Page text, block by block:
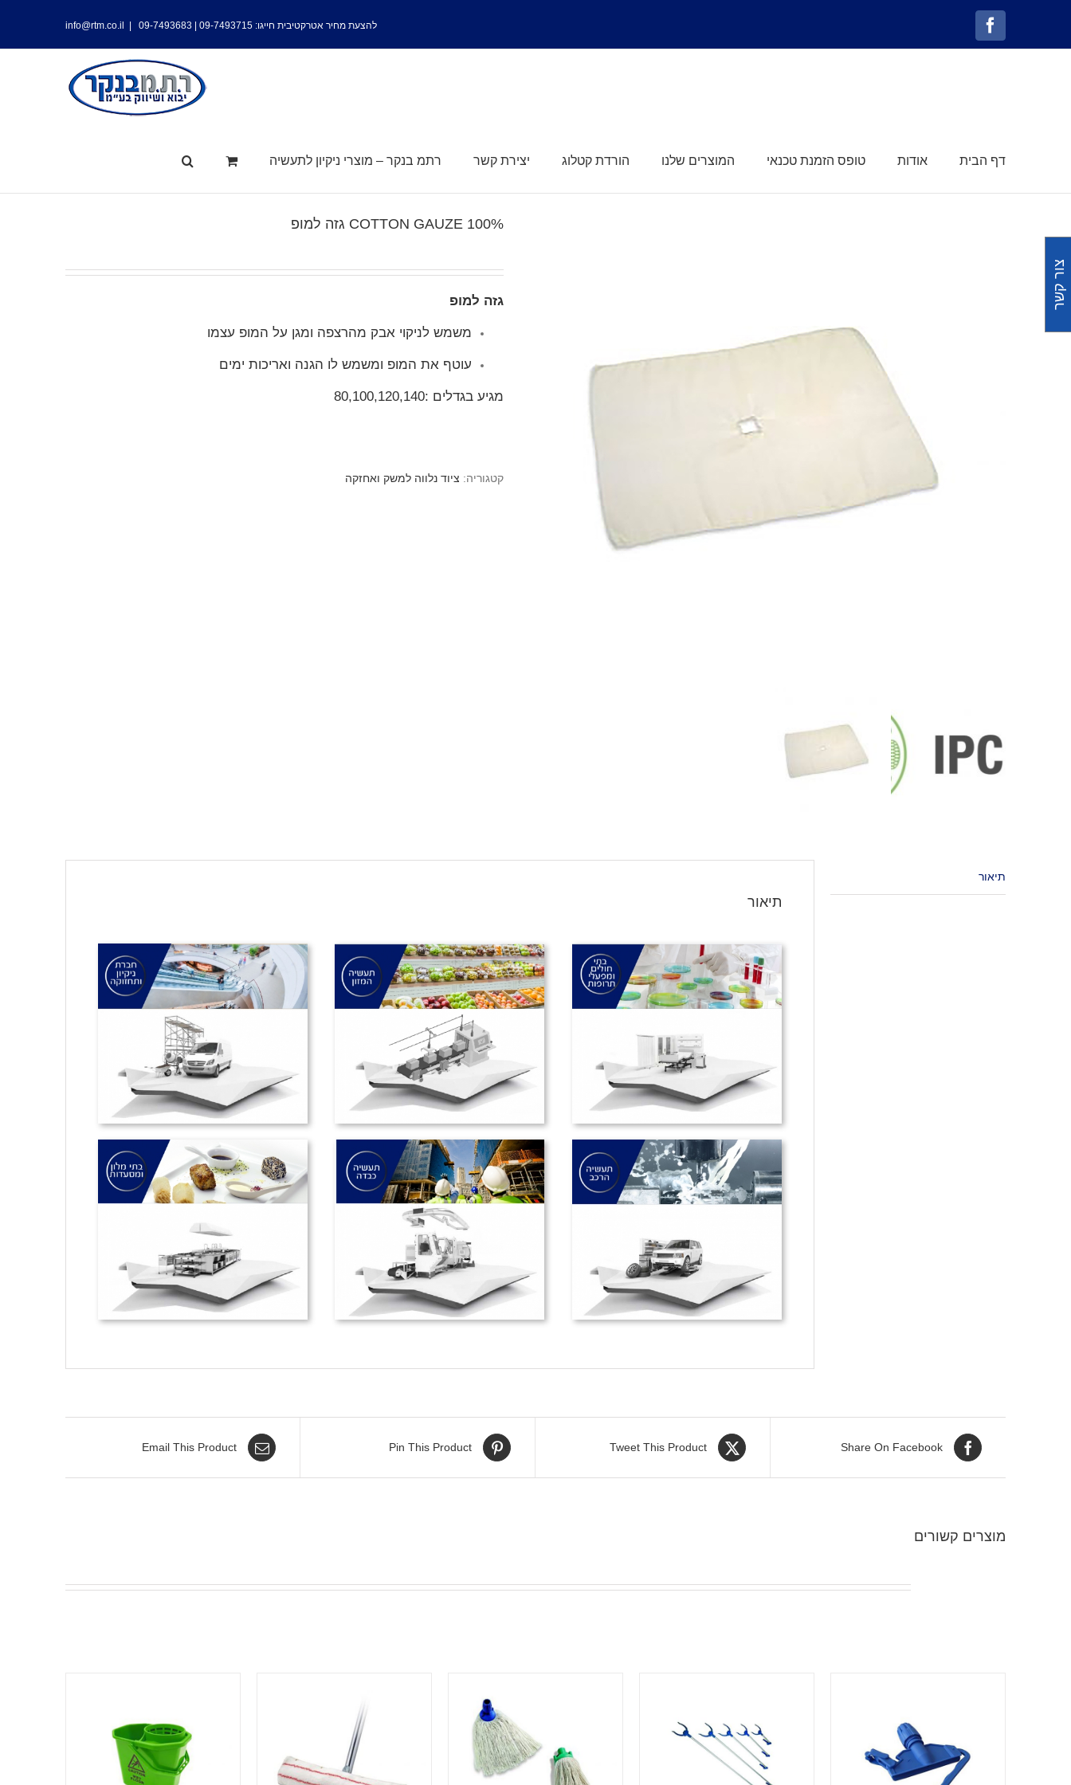
Facebook להצעת מחיר אטרקטיבית חייגו: 09-7493715
09-7493683
info@rtm.co.il
דף הבית אודות טופס הזמנת טכנאי המוצרים שלנו הורדת קטלוג יצירת קשר רתמ בנקר – מוצרי ניקיון לתעשיה
100% COTTON GAUZE גזה למופ
גזה למופ
משמש לניקוי אבק מהרצפה ומגן על המופ עצמו
עוטף את המופ ומשמש לו הגנה ואריכות ימים
מגיע בגדלים :80,100,120,140
קטגוריה: ציוד נלווה למשק ואחזקה
תיאור
תיאור
Share On Facebook
Tweet This Product
Pin This Product
Email This Product
מוצרים קשורים
צור קשר